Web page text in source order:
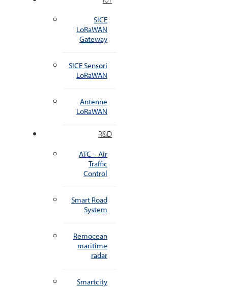
SICE
LoRaWAN
Gateway
SICE Sensori
LoRaWAN
Antenne
LoRaWAN
R&D
ATC – Air
Traffic
Control
Smart Road
System
Remocean
maritime
radar
Smartcity